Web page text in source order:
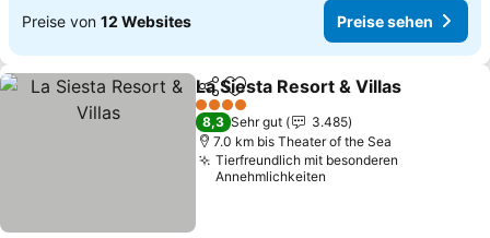
Preise von 12 Websites Preise sehen
TeilenZu Favoriten hinzufügen
La Siesta Resort & Villas
4 Sterne
8,3 Sehr gut
3.485
7.0 km bis Theater of the Sea
Tierfreundlich mit besonderen
Annehmlichkeiten